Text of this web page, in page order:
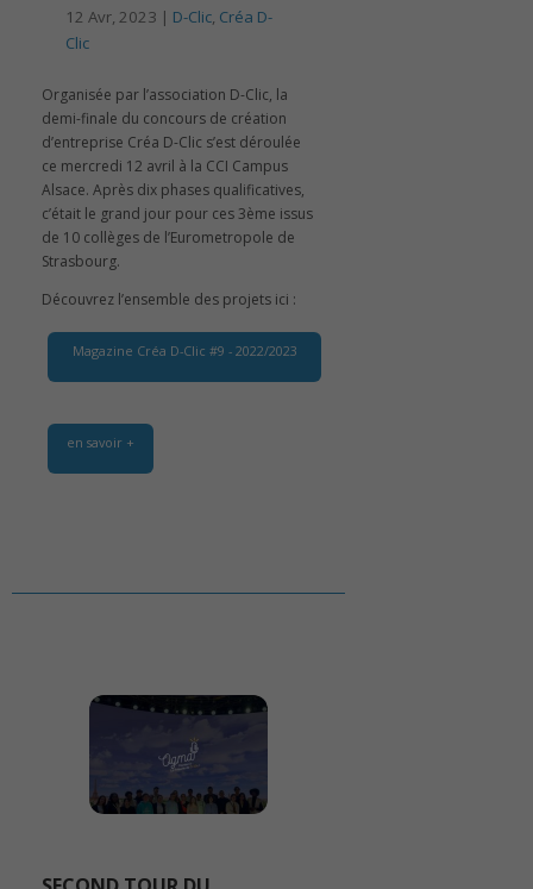
12 Avr, 2023 | D-Clic, Créa D-
Clic
Organisée par l’association D-Clic, la
demi-finale du concours de création
d’entreprise Créa D-Clic s’est déroulée
ce mercredi 12 avril à la CCI Campus
Alsace. Après dix phases qualificatives,
c’était le grand jour pour ces 3ème issus
de 10 collèges de l’Eurometropole de
Strasbourg.
Découvrez l’ensemble des projets ici :
Magazine Créa D-Clic #9 - 2022/2023
en savoir +